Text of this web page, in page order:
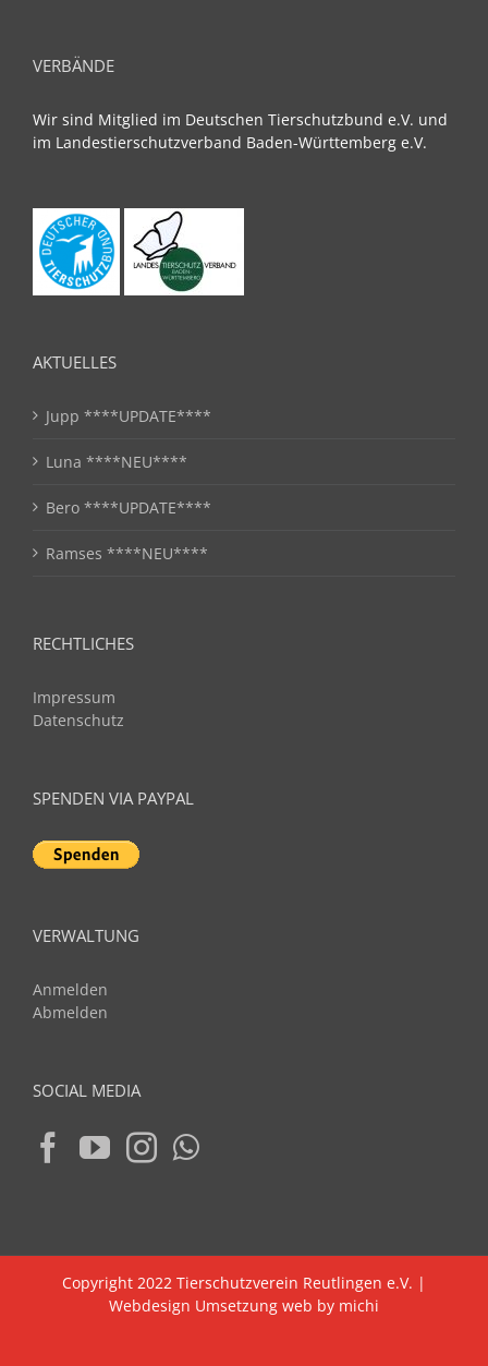
VERBÄNDE
Wir sind Mitglied im Deutschen Tierschutzbund e.V. und
im Landestierschutzverband Baden-Württemberg e.V.
AKTUELLES
Jupp ****UPDATE****
Luna ****NEU****
Bero ****UPDATE****
Ramses ****NEU****
RECHTLICHES
Impressum
Datenschutz
SPENDEN VIA PAYPAL
VERWALTUNG
Anmelden
Abmelden
SOCIAL MEDIA
Copyright 2022 Tierschutzverein Reutlingen e.V. |
Webdesign Umsetzung web by michi